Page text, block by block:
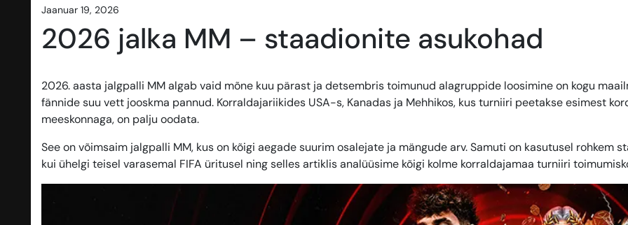
jaanuar 19, 2026
2026 jalka MM – staadionite asukohad
2026. aasta jalgpalli MM algab vaid mõne kuu pärast ja detsembris toimunud alagruppide loosimine on kogu
fännide suu vett jooskma pannud. Korraldajariikides USA-s, Kanadas ja Mehhikos, kus turniiri peetakse esimest
meeskonnaga, on palju oodata.
See on võimsaim jalgpalli MM, kus on kõigi aegade suurim osalejate ja mängude arv. Samuti on kasutusel rohkem
kui ühelgi teisel varasemal FIFA üritusel ning selles artiklis analüüsime kõigi kolme korraldajamaa turniiri